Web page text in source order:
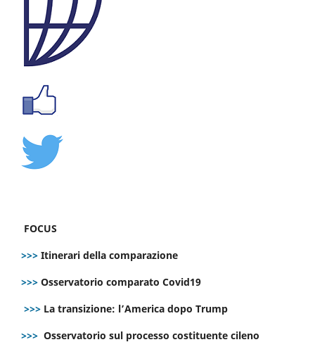
FOCUS
>>> Itinerari della comparazione
>>> Osservatorio comparato Covid19
>>> La transizione: l’America dopo Trump
>>> Osservatorio sul processo costituente cileno